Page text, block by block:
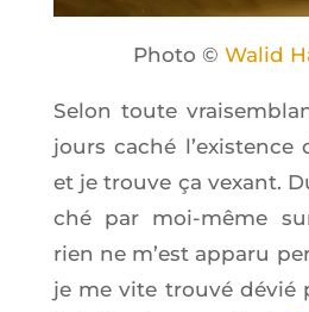
Pho­to ©Walid
Selon toute
jours caché
et je trouve ça vexant.
ché par moi-même
rien ne m’est appa­ru
je me vite trou­vé dévié